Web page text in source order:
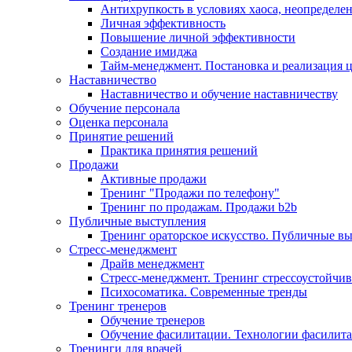
Антихрупкость в условиях хаоса,
Личная эффективность
Повышение личной эффективности
Создание имиджа
Тайм-менеджмент. Постановка и реализация
Наставничество
Наставничество и обучение наставничеству
Обучение персонала
Оценка персонала
Принятие решений
Практика принятия решений
Продажи
Активные продажи
Тренинг "Продажи по телефону"
Тренинг по продажам. Продажи b2b
Публичные выступления
Тренинг ораторское искусство. Публичные
Стресс-менеджмент
Драйв менеджмент
Стресс-менеджмент. Тренинг
Психосоматика. Современные тренды
Тренинг тренеров
Обучение тренеров
Обучение фасилитации. Технологии
Тренинги для врачей